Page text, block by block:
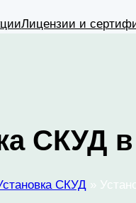
Лицензии и
СКУД
СКУД »